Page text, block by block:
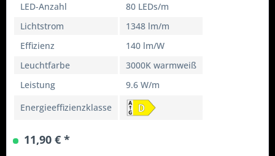
LED-Anzahl
80 LEDs/m
Lichtstrom
1348 lm/m
Effizienz
140 lm/W
Leuchtfarbe
3000K warmweiß
Leistung
9.6 W/m
Energieeffizienzklasse
11,90 € *